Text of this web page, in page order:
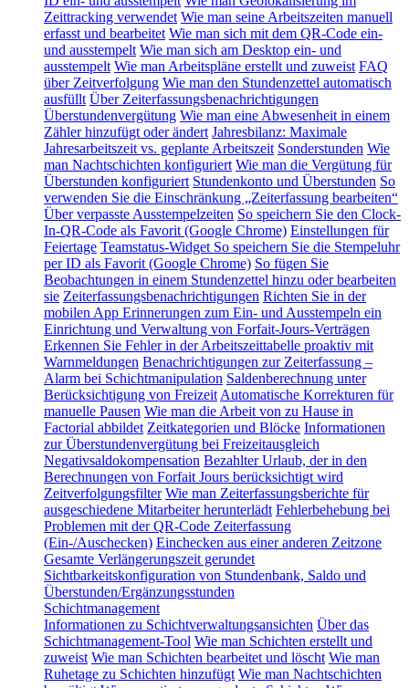
Zeittracking verwendet Wie man seine Arbeitszeiten manuell
erfasst und bearbeitet Wie man sich mit dem QR-Code ein-
und ausstempelt Wie man sich am Desktop ein- und
ausstempelt Wie man Arbeitspläne erstellt und zuweist FAQ
über Zeitverfolgung Wie man den Stundenzettel automatisch
ausfüllt Über Zeiterfassungsbenachrichtigungen
Überstundenvergütung Wie man eine Abwesenheit in einem
Zähler hinzufügt oder ändert Jahresbilanz: Maximale
Jahresarbeitszeit vs. geplante Arbeitszeit Sonderstunden Wie
man Nachtschichten konfiguriert Wie man die Vergütung für
Überstunden konfiguriert Stundenkonto und Überstunden So
verwenden Sie die Einschränkung „Zeiterfassung bearbeiten“
Über verpasste Ausstempelzeiten So speichern Sie den Clock-
In-QR-Code als Favorit (Google Chrome) Einstellungen für
Feiertage Teamstatus-Widget So speichern Sie die Stempeluhr
per ID als Favorit (Google Chrome) So fügen Sie
Beobachtungen in einem Stundenzettel hinzu oder bearbeiten
sie Zeiterfassungsbenachrichtigungen Richten Sie in der
mobilen App Erinnerungen zum Ein- und Ausstempeln ein
Einrichtung und Verwaltung von Forfait-Jours-Verträgen
Erkennen Sie Fehler in der Arbeitszeittabelle proaktiv mit
Warnmeldungen Benachrichtigungen zur Zeiterfassung –
Alarm bei Schichtmanipulation Saldenberechnung unter
Berücksichtigung von Freizeit Automatische Korrekturen für
manuelle Pausen Wie man die Arbeit von zu Hause in
Factorial abbildet Zeitkategorien und Blöcke Informationen
zur Überstundenvergütung bei Freizeitausgleich
Negativsaldokompensation Bezahlter Urlaub, der in den
Berechnungen von Forfait Jours berücksichtigt wird
Zeitverfolgungsfilter Wie man Zeiterfassungsberichte für
ausgeschiedene Mitarbeiter herunterlädt Fehlerbehebung bei
Problemen mit der QR-Code Zeiterfassung
(Ein-/Auschecken) Einchecken aus einer anderen Zeitzone
Gesamte Verlängerungszeit gerundet
Sichtbarkeitskonfiguration von Stundenbank, Saldo und
Überstunden/Ergänzungsstunden
Schichtmanagement
Informationen zu Schichtverwaltungsansichten Über das
Schichtmanagement-Tool Wie man Schichten erstellt und
zuweist Wie man Schichten bearbeitet und löscht Wie man
Ruhetage zu Schichten hinzufügt Wie man Nachtschichten